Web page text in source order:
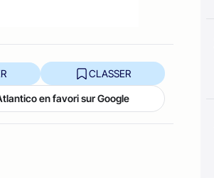
CLASSER
en favori sur Google